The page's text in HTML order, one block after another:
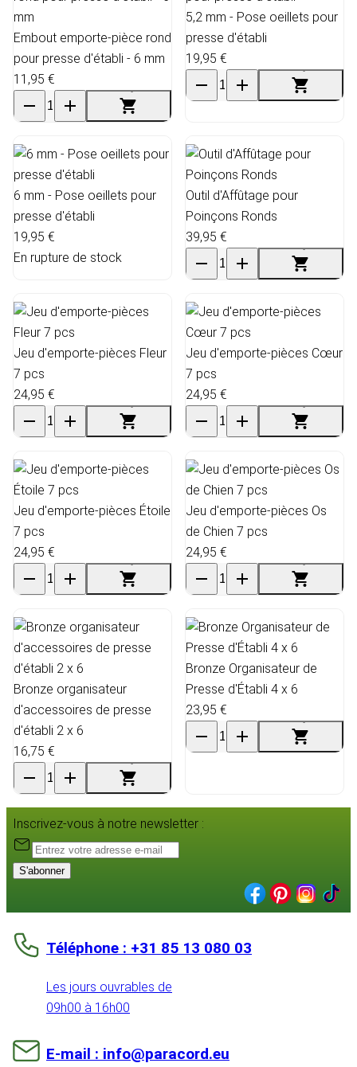
Embout emporte-pièce rond
pour presse d'établi - 6 mm
11,95 €
5,2 mm - Pose oeillets pour
presse d'établi
19,95 €
6 mm - Pose oeillets pour
presse d'établi
19,95 €
En rupture de stock
Outil d'Affûtage pour
Poinçons Ronds
39,95 €
Jeu d'emporte-pièces Fleur
7 pcs
24,95 €
Jeu d'emporte-pièces Cœur
7 pcs
24,95 €
Jeu d'emporte-pièces Étoile
7 pcs
24,95 €
Jeu d'emporte-pièces Os
de Chien 7 pcs
24,95 €
Bronze organisateur
d'accessoires de presse
d'établi 2 x 6
16,75 €
Bronze Organisateur de
Presse d'Établi 4 x 6
23,95 €
Inscrivez-vous à notre newsletter :
S'abonner
Téléphone : +31 85 13 080 03
Les jours ouvrables de
09h00 à 16h00
E-mail : info@paracord.eu